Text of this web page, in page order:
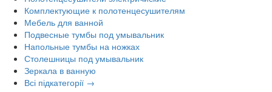
Комплектующие к полотенцесушителям
Мебель для ванной
Подвесные тумбы под умывальник
Напольные тумбы на ножках
Столешницы под умывальник
Зеркала в ванную
Всі підкатегорії →